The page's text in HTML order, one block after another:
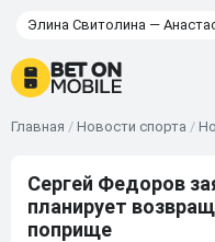
Элина Свитолина —
Главная / Новости спорта /
Сергей Федоров
планирует
поприще